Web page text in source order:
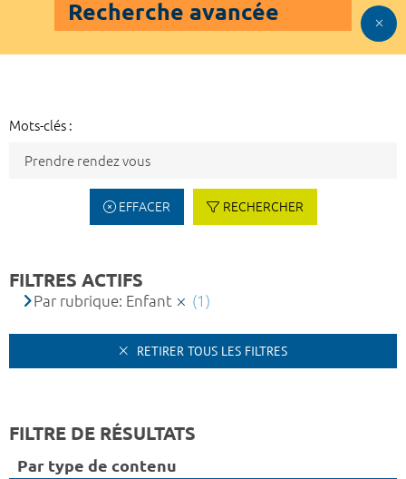
Recherche avancée
Mots-clés :
EFFACER RECHERCHER
FILTRES ACTIFS
Par rubrique: Enfant (1)
RETIRER TOUS LES FILTRES
FILTRE DE RÉSULTATS
Par type de contenu